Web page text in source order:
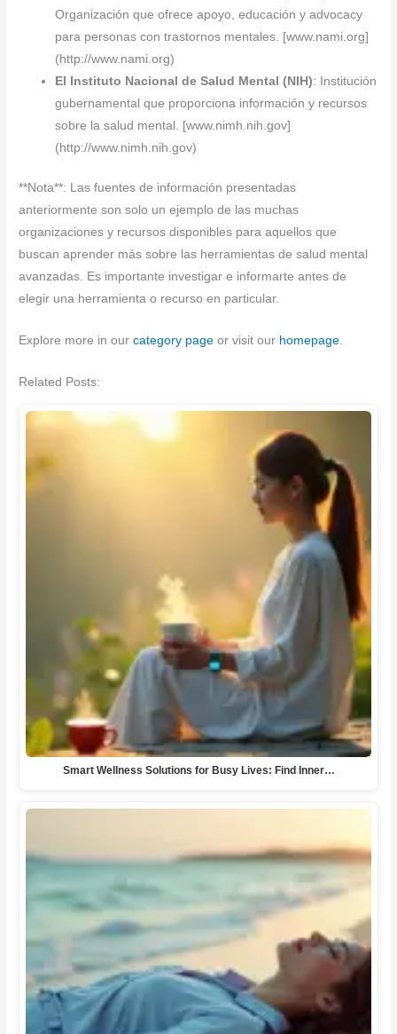
Organización que ofrece apoyo, educación y advocacy
para personas con trastornos mentales. [www.nami.org]
(http://www.nami.org)
El Instituto Nacional de Salud Mental (NIH): Institución
gubernamental que proporciona información y recursos
sobre la salud mental. [www.nimh.nih.gov]
(http://www.nimh.nih.gov)
**Nota**: Las fuentes de información presentadas
anteriormente son solo un ejemplo de las muchas
organizaciones y recursos disponibles para aquellos que
buscan aprender más sobre las herramientas de salud mental
avanzadas. Es importante investigar e informarte antes de
elegir una herramienta o recurso en particular.
Explore more in ourcategory page or visit our homepage
Related Posts:
Smart Wellness Solutions for Busy Lives: Find Inner…